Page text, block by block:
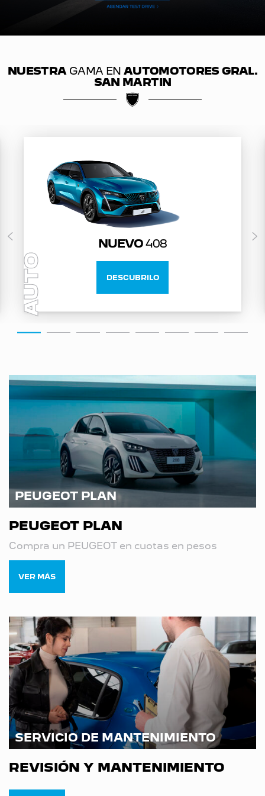
NUESTRA GAMA EN AUTOMOTORES GRAL.
SAN MARTIN
AUTO
NUEVO408
DESCUBRILO
PEUGEOT PLAN
PEUGEOT PLAN
Compra un PEUGEOT en cuotas en pesos
VER MÁS
SERVICIO DE MANTENIMIENTO
REVISIÓN Y MANTENIMIENTO